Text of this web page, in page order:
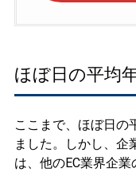
ほぼ日の平均
ここまで、ほぼ日の
ました。しかし、企
は、他のEC業界企業